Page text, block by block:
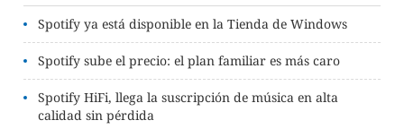
Spotify ya está disponible en la Tienda de Windows
Spotify sube el precio: el plan familiar es más caro
Spotify HiFi, llega la suscripción de música en alta
calidad sin pérdida